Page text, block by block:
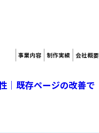
事業内容 制作実績 会社概要
事の一覧
｜既存ページの改善で